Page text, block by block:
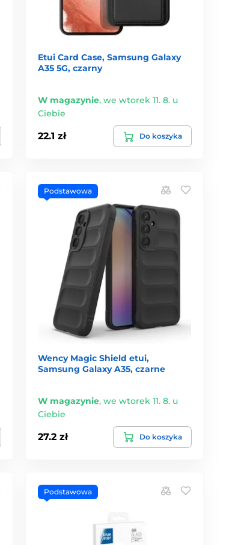
Etui Card Case, Samsung Galaxy
A35 5G, czarny
W magazynie,we wtorek 11. 8. u
Ciebie
22.1 zł Do koszyka
Podstawowa
Wency Magic Shield etui,
Samsung Galaxy A35, czarne
W magazynie,we wtorek 11. 8. u
Ciebie
27.2 zł Do koszyka
Podstawowa